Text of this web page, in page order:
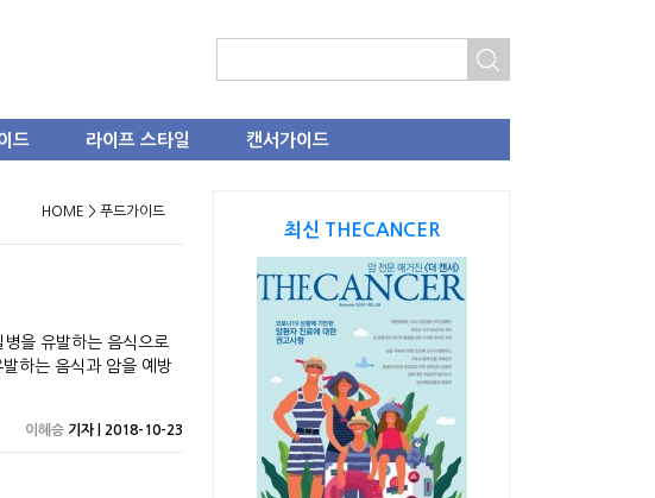
드 라이프 스타일 캔서가이드
HOME > 푸드가이드
을 유발하는 음식으로
하는 음식과 암을 예방
이혜승 기자 | 2018-10-23
최신 THECANCER